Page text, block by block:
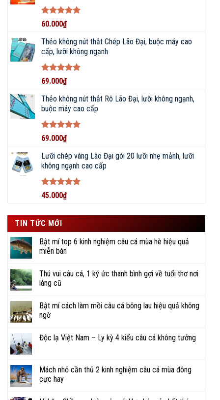
Được xếp
55
sao
60.000₫
Thẻo không nút thắt Chép Lão Đại, buộc máy cao
cấp, lưỡi không ngạnh
Được xếp
55
sao
69.000₫
Thẻo không nút thắt Rô Lão Đại, lưỡi không ngạnh,
buộc máy cao cấp
Được xếp
55
sao
69.000₫
Lưỡi chép vàng Lão Đại gói 20 lưỡi nhẹ mảnh, lưỡi
không ngạnh cao cấp
Được xếp
55
45.000₫
TIN TỨC MỚI
Bật mí top 6 kinh nghiệm câu cá mùa hè hiệu quả
miễn bàn
Thú vui câu cá, 1 ký ức thanh bình gợi về tuổi thơ nơi
làng cũ
Bật mí cách làm mồi câu cá bông lau hiệu quả không
ngờ
Độc lạ Việt Nam – Ly kỳ 4 kiểu câu cá không tưởng
Mách nhỏ cần thủ 2 kinh nghiệm câu cá mùa đông
cực hay